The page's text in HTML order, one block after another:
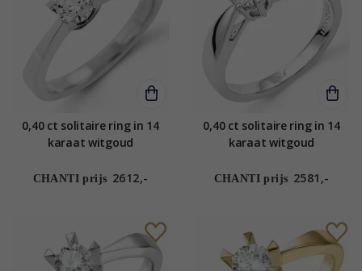
0,40 ct solitaire ring in 14
karaat witgoud
CHANTI prijs 2612,-
0,40 ct solitaire ring in 14
karaat witgoud
CHANTI prijs 2581,-